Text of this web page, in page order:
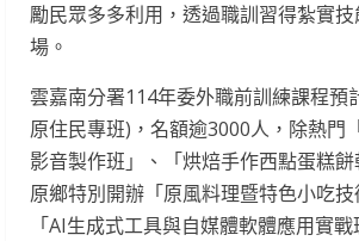
勵民眾多多利用，透過職訓習得紮實
場。
雲嘉南分署114年委外職前訓練課程預
原住民專班)，名額逾3000人，除熱門
影音製作班」、「烘焙手作西點蛋糕
原鄉特別開辦「原風料理暨特色小吃
「AI生成式工具與自媒體軟體應用實